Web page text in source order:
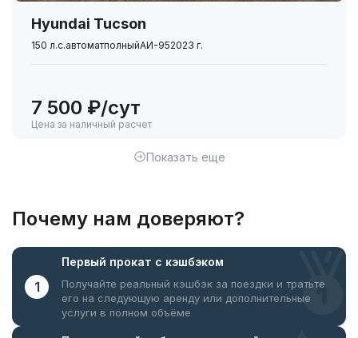
Hyundai Tucson
150 л.с.автоматполныйАИ-952023 г.
7 500 ₽/сут
Цена за наличный расчет
Показать еще
Почему нам доверяют?
1
Первый прокат с кэшбэком
Получайте реальный кэшбэк за поездки и тратьте
его на следующую аренду или дополнительные
услуги в полном объёме